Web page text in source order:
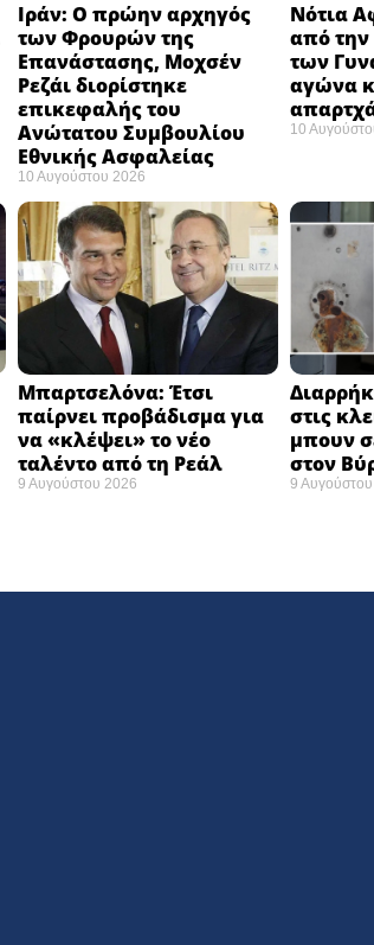
Ιράν: Ο πρώην αρχηγός
των Φρουρών της
Επανάστασης, Μοχσέν
Ρεζάι διορίστηκε
επικεφαλής του
Ανώτατου Συμβουλίου
Εθνικής Ασφαλείας ​
10 Αυγούστου 2026
Νότια
από την
των
αγώνα
10
Μπαρτσελόνα: Έτσι
παίρνει προβάδισμα για
να «κλέψει» το νέο
ταλέντο από τη Ρεάλ
9 Αυγούστου 2026
στις
μπουν
στον
9